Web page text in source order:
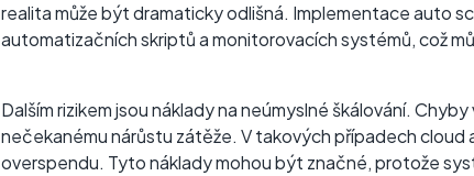
realita může být dramaticky odlišná. Implementace auto
automatizačních skriptů a monitorovacích systémů, což
Dalším rizikem jsou náklady na neúmyslné škálování.
nečekanému nárůstu zátěže. V takových případech cloud
overspendu. Tyto náklady mohou být značné, protože